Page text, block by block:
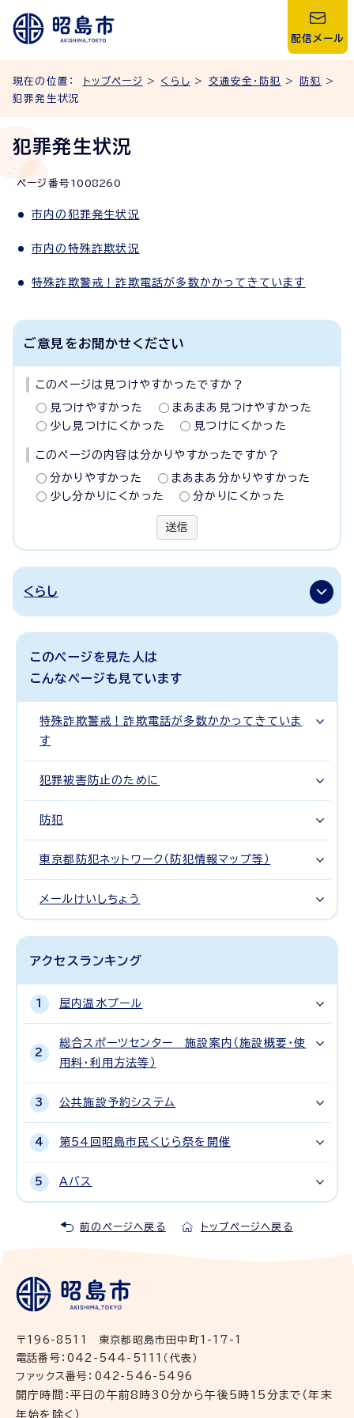
配信メール
現在の位置： トップページ > くらし > 交通安全・防犯 > 防犯
>
犯罪発生状況
犯罪発生状況
ページ番号 1008260
市内の犯罪発生状況
市内の特殊詐欺状況
特殊詐欺警戒！詐欺電話が多数かかってきています
ご意見をお聞かせください
このページは見つけやすかったですか？
見つけやすかった
まあまあ見つけやすかった
少し見つけにくかった
見つけにくかった
このページの内容は分かりやすかったですか？
分かりやすかった
まあまあ分かりやすかった
少し分かりにくかった
分かりにくかった
送信
くらし
このページを見た人は
こんなページも見ています
特殊詐欺警戒！詐欺電話が多数かかってきていま
す
犯罪被害防止のために
防犯
東京都防犯ネットワーク（防犯情報マップ等）
メールけいしちょう
アクセスランキング
屋内温水プール
総合スポーツセンター 施設案内（施設概要・使
用料・利用方法等）
公共施設予約システム
第54回昭島市民くじら祭を開催
Aバス
前のページへ戻る トップページへ戻る
〒196-8511 東京都昭島市田中町1-17-1
電話番号：042-544-5111（代表）
ファックス番号：042-546-5496
開庁時間：平日の午前8時30分から午後5時15分まで（年末
年始を除く）